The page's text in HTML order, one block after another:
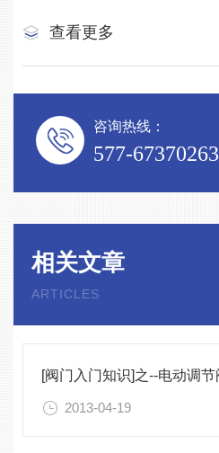
查看更多
咨询热线：
577-67370263
相关文章
ARTICLES
2013-04-19